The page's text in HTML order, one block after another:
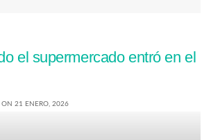
el supermercado entró en el
21 ENERO, 2026